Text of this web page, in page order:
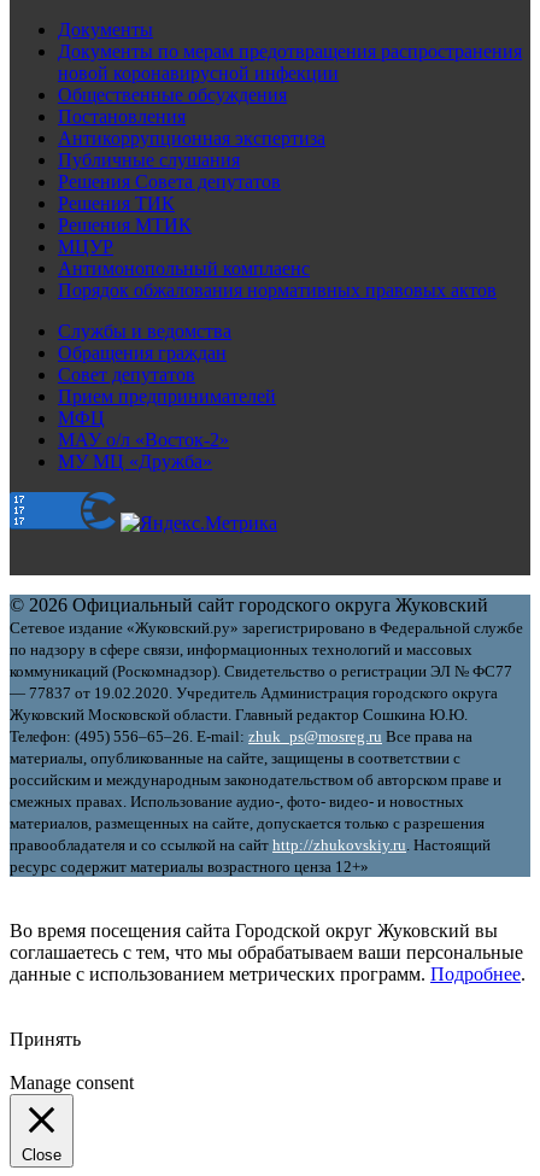
Документы
Документы по мерам предотвращения распространения
новой коронавирусной инфекции
Общественные обсуждения
Постановления
Антикоррупционная экспертиза
Публичные слушания
Решения Совета депутатов
Решения ТИК
Решения МТИК
МЦУР
Антимонопольный комплаенс
Порядок обжалования нормативных правовых актов
Службы и ведомства
Обращения граждан
Совет депутатов
Прием предпринимателей
МФЦ
МАУ о/л «Восток-2»
МУ МЦ «Дружба»
© 2026 Официальный сайт городского округа Жуковский
Сетевое издание «Жуковский.ру» зарегистрировано в Федеральной службе
по надзору в сфере связи, информационных технологий и массовых
коммуникаций (Роскомнадзор). Свидетельство о регистрации ЭЛ № ФС77
— 77837 от 19.02.2020. Учредитель Администрация городского округа
Жуковский Московской области. Главный редактор Сошкина Ю.Ю.
Телефон: (495) 556–65–26. E‑mail: zhuk_ps@mosreg.ru Все права на
материалы, опубликованные на сайте, защищены в соответствии с
российским и международным законодательством об авторском праве и
смежных правах. Использование аудио-, фото- видео- и новостных
материалов, размещенных на сайте, допускается только с разрешения
правообладателя и со ссылкой на сайт http://zhukovskiy.ru . Настоящий
ресурс содержит материалы возрастного ценза 12+»
Во время посещения сайта Городской округ Жуковский вы
соглашаетесь с тем, что мы обрабатываем ваши персональные
данные с использованием метрических программ. Подробнее.
Принять
Manage consent
Close